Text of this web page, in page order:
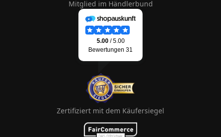
Mitglied im Händlerbund
Zertifiziert mit dem Käufersiegel